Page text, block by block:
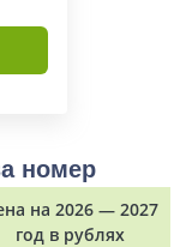
номер
на 2026 — 2027
год в рублях